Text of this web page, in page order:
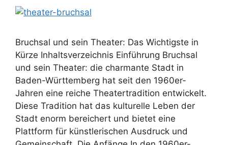
Bruchsal und sein Theater: Das Wichtigste in
Kürze Inhaltsverzeichnis Einführung Bruchsal
und sein Theater: die charmante Stadt in
Baden-Württemberg hat seit den 1960er-
Jahren eine reiche Theatertradition entwickelt.
Diese Tradition hat das kulturelle Leben der
Stadt enorm bereichert und bietet eine
Plattform für künstlerischen Ausdruck und